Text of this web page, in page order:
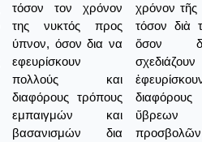
τόσον τον χρόνον
της νυκτός προς
ύπνον, όσον δια να
εφευρίσκουν
πολλούς και
διαφόρους τρόπους
εμπαιγμών και
βασανισμών δια
χρόνον τῆς
τόσον διὰ
ὅσον